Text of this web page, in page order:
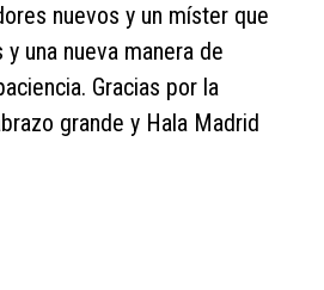
nuevos y un míster que
una nueva manera de
Gracias por la
grande y Hala Madrid